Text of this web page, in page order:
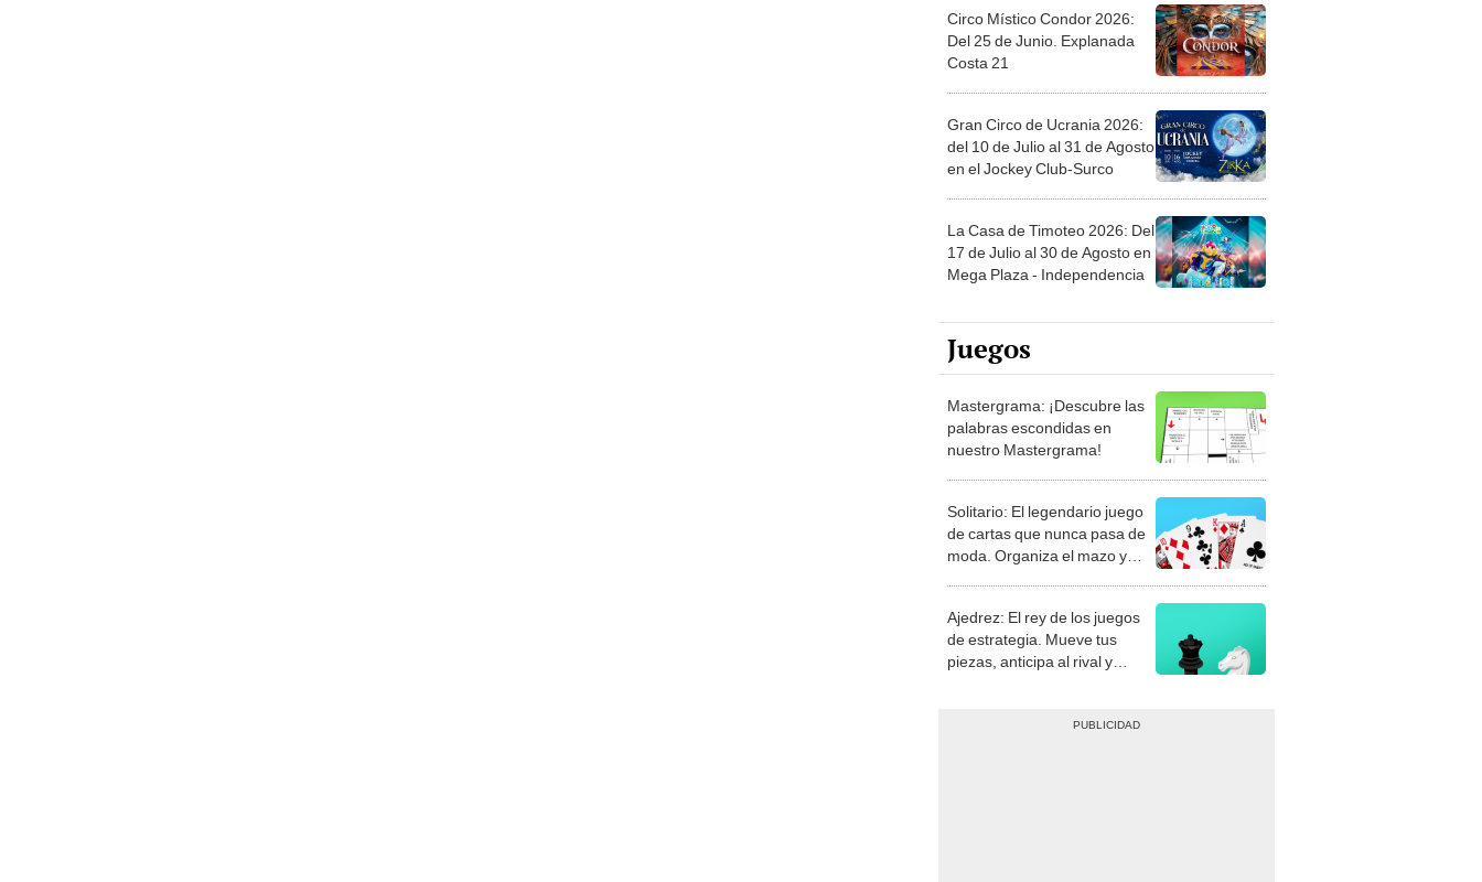
Circo Místico Condor 2026:
Del 25 de Junio. Explanada
Costa 21
Gran Circo de Ucrania 2026:
del 10 de Julio al 31 de Agosto
en el Jockey Club-Surco
La Casa de Timoteo 2026: Del
17 de Julio al 30 de Agosto en
Mega Plaza - Independencia
Juegos
Mastergrama: ¡Descubre las
palabras escondidas en
nuestro Mastergrama!
Solitario: El legendario juego
de cartas que nunca pasa de
moda. Organiza el mazo y
Ajedrez: El rey de los juegos
de estrategia. Mueve tus
piezas, anticipa al rival y